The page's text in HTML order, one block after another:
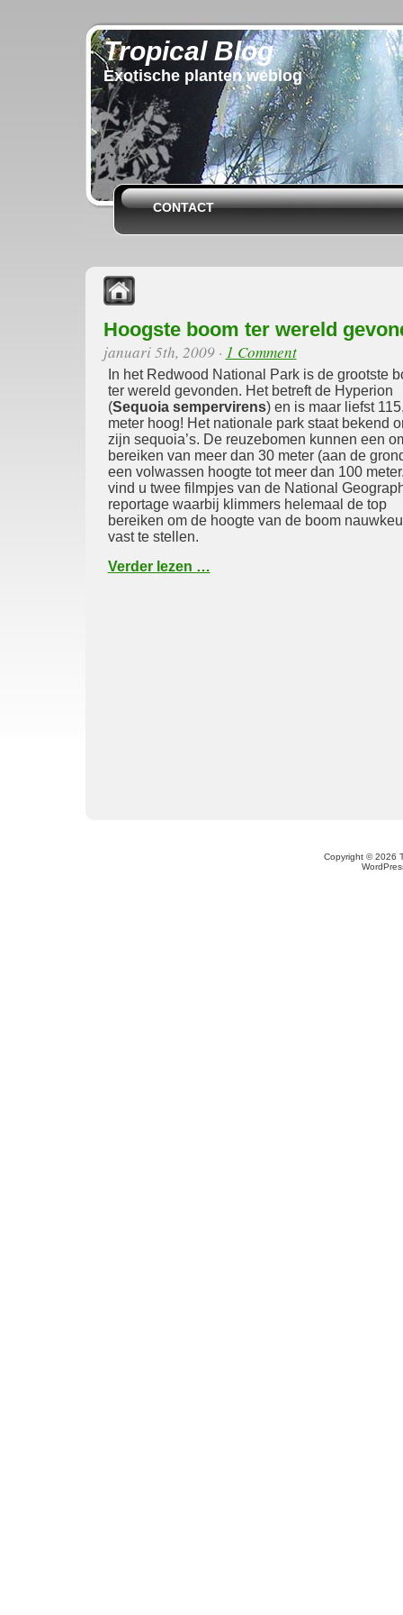
Tropical Blog
Exotische planten weblog
CONTACT
Hoogste boom ter wereld
januari 5th, 2009· 1 Comment
In het Redwood National Park is de grootste
ter wereld gevonden. Het betreft de Hyperion
(Sequoia sempervirens) en is maar liefst
meter hoog! Het nationale park staat bekend
zijn sequoia’s. De reuzebomen kunnen een
bereiken van meer dan 30 meter (aan de
een volwassen hoogte tot meer dan 100
vind u twee filmpjes van de National
reportage waarbij klimmers helemaal de top
bereiken om de hoogte van de boom
vast te stellen.
Verder lezen …
Copyright © 2026